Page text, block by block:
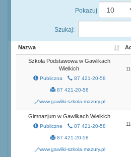
Pokazuj
Szukaj:
Nazwa
Szkoła Podstawowa w Gawlikach
Wielkich
Publiczna 87 421-20-58
87 421-20-58
www.gawliki-szkola.mazury.pl
Gimnazjum w Gawlikach Wielkich
Publiczne 87 421-20-58
87 421-20-58
www.gawliki-szkola.mazury.pl